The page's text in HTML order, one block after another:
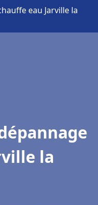
eau Jarville la
la